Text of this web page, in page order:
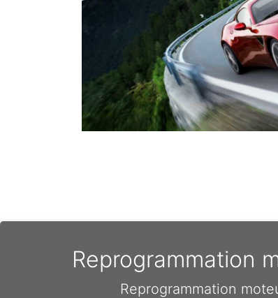
Reprogrammation
Reprogrammation